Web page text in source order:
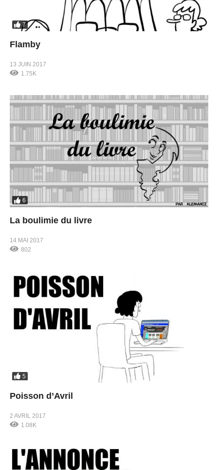
7
Flamby
13 JUIN 2017
1.75K
6
La boulimie du livre
14 MAI 2017
802
5
Poisson d’Avril
2 AVRIL 2017
1.08K